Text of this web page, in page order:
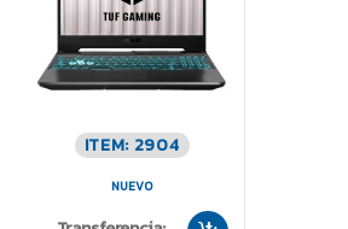
ITEM: 2904
NUEVO